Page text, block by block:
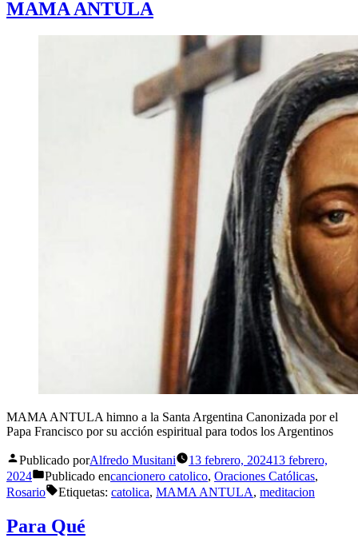
MAMA ANTULA
MAMA ANTULA himno a la Santa Argentina Canonizada por el
Papa Francisco por su acción espiritual para todos los Argentinos
Publicado porAlfredo Musitani 13 febrero, 202413 febrero,
2024
Publicado encancionero catolico, Oraciones Católicas,
Rosario
Etiquetas: catolica, MAMA ANTULA, meditacion
Para Qué